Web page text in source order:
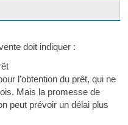
doit indiquer :
l'obtention du prêt, qui ne
Mais la promesse de
peut prévoir un délai plus